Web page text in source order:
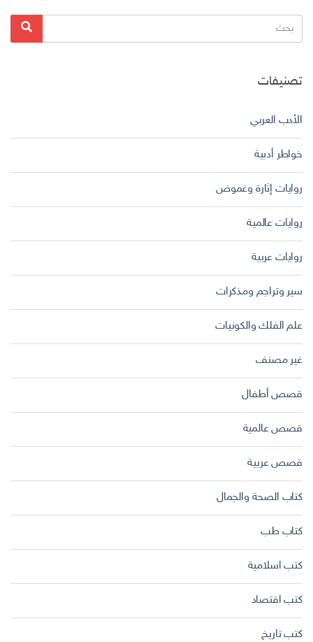
البحث
عن:
بحث
تصنيفات
الأدب العربي
خواطر أدبية
روايات إثارة وغموض
روايات عالمية
روايات عربية
سير وتراجم ومذكرات
علم الفلك والكونيات
غير مصنف
قصص أطفال
قصص عالمية
قصص عربية
كتاب الصحة والجمال
كتاب طب
كتب اسلامية
كتب اقتصاد
كتب تاريخ